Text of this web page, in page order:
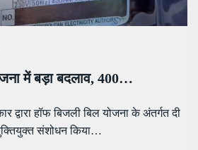
में बड़ा बदलाव, 400…
द्वारा हॉफ बिजली बिल योजना के अंतर्गत दी
संशोधन किया…